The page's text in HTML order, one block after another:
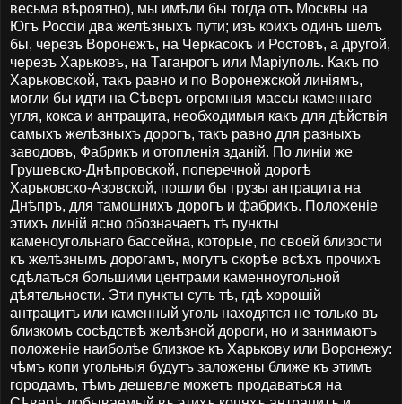
весьма вѣроятно), мы имѣли бы тогда отъ Москвы на
Югъ Россіи два желѣзныхъ пути; изъ коихъ одинъ шелъ
бы, черезъ Воронежъ, на Черкасокъ и Ростовъ, а другой,
черезъ Харьковъ, на Таганрогъ или Маріуполь. Какъ по
Харьковской, такъ равно и по Воронежской линіямъ,
могли бы идти на Сѣверъ огромныя массы каменнаго
угля, кокса и антрацита, необходимыя какъ для дѣйствія
самыхъ желѣзныхъ дорогъ, такъ равно для разныхъ
заводовъ, Фабрикъ и отопленія зданій. По линіи же
Грушевско-Днѣпровской, поперечной дорогѣ
Харьковско-Азовской, пошли бы грузы антрацита на
Днѣпръ, для тамошнихъ дорогъ и фабрикъ. Положеніе
этихъ линій ясно обозначаетъ тѣ пункты
каменоугольнаго бассейна, которые, по своей близости
къ желѣзнымъ дорогамъ, могутъ скорѣе всѣхъ прочихъ
сдѣлаться большими центрами каменноугольной
дѣятельности. Эти пункты суть тѣ, гдѣ хорошій
антрацитъ или каменный уголь находятся не только въ
близкомъ сосѣдствѣ желѣзной дороги, но и занимаютъ
положеніе наиболѣе близкое къ Харькову или Воронежу:
чѣмъ копи угольныя будутъ заложены ближе къ этимъ
городамъ, тѣмъ дешевле можетъ продаваться на